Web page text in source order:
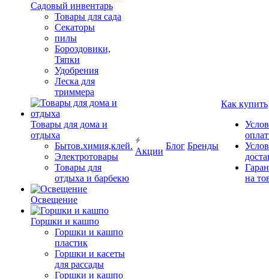
Садовый инвентарь
Товары для сада
Секаторы
пилы
Бороздовики,
Тяпки
Удобрения
Леска для
триммера
Товары для дома и
отдыха
Бытов.химия,клей.
Электротовары
Товары для
отдыха и барбекю
Освещение
Горшки и кашпо
Горшки и кашпо
пластик
Горшки и касеты
для рассады
Горшки и кашпо
Акции
Блог Бренды
Как купить
на